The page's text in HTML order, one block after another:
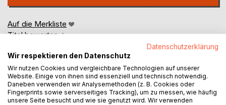
Auf die Merkliste
Titel bewerten
Datenschutzerklärung
Wir respektieren den Datenschutz
Wir nutzen Cookies und vergleichbare Technologien auf unserer
Website. Einige von ihnen sind essenziell und technisch notwendig.
Daneben verwenden wir Analysemethoden (z. B. Cookies oder
Fingerprints sowie serverseitiges Tracking), um zu messen, wie häufig
unsere Seite besucht und wie sie genutzt wird. Wir verwenden